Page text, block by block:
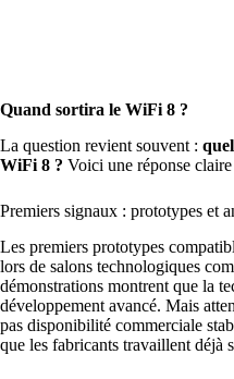
Quand sortira le WiFi 8 ?
La question revient souvent :
WiFi 8 ? Voici une réponse
Premiers signaux : prototypes et
Les premiers prototypes
lors de salons technologiques
démonstrations montrent que la
développement avancé. Mais
pas disponibilité commerciale
que les fabricants travaillent déjà